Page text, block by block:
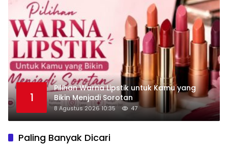
1
Pilihan Warna Lipstik untuk Kamu yang
Bikin Menjadi Sorotan
8 Agustus 2026 10:35 47
Paling Banyak Dicari